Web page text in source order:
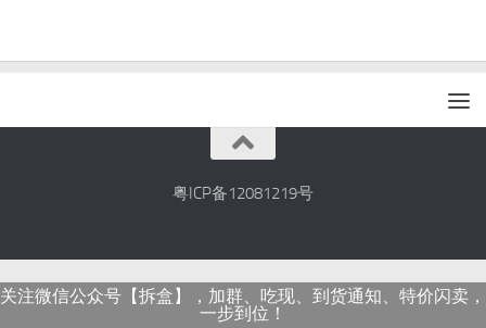
粤ICP备12081219号
关注微信公众号【拆盒】，加群、吃现、到货通知、特价闪卖，
一步到位！